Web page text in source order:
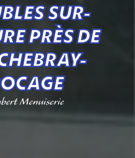
SUR-
PRÈS DE
Menuiserie